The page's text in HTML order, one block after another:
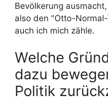
Bevölkerung
also den "Otto-
auch ich mich zähle.
Welche
dazu
Politik